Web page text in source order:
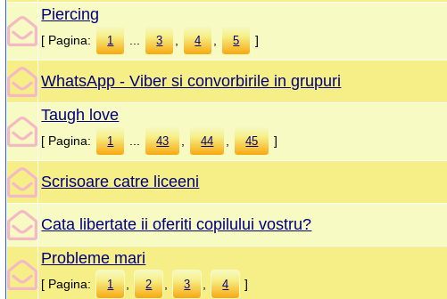
Piercing
[ Pagina: 1 3 4 5 ]
WhatsApp - Viber si convorbirile in grupuri
Taugh love
[ Pagina: 1 43 44 45 ]
Scrisoare catre liceeni
Cata libertate ii oferiti copilului vostru?
Probleme mari
[ Pagina: 1 2 3 4 ]